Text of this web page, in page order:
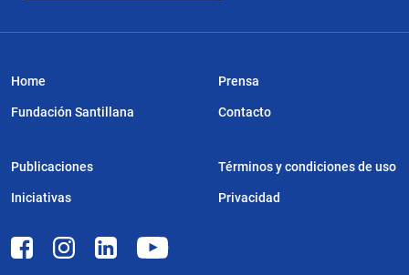
Home
Fundación Santillana
Publicaciones
Iniciativas
Prensa
Contacto
Términos y condiciones de uso
Privacidad